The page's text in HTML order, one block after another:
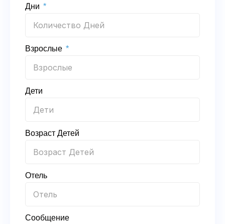
Дни
Взрослые
Дети
Возраст Детей
Отель
Сообщение